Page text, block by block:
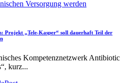
Projekt „Tele-Kasper“ soll dauerhaft Teil der
Kompetenznetzwerk Antibiotic
kurz...